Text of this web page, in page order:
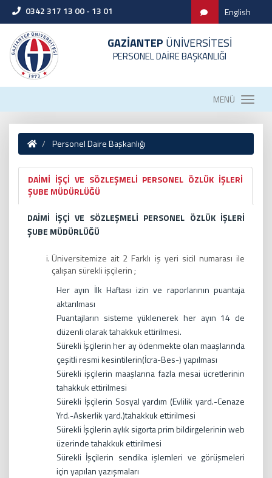
0342 317 13 00 - 13 01 English
GAZİANTEP ÜNİVERSİTESİ
PERSONEL DAİRE BAŞKANLIĞI
MENÜ
Personel Daire Başkanlığı
DAİMİ İŞÇİ VE SÖZLEŞMELİ PERSONEL ÖZLÜK İŞLERİ
ŞUBE MÜDÜRLÜĞÜ
DAİMİ İŞÇİ VE SÖZLEŞMELİ PERSONEL ÖZLÜK İŞLERİ
ŞUBE MÜDÜRLÜĞÜ
Üniversitemize ait 2 Farklı iş yeri sicil numarası ile
çalışan sürekli işçilerin ;
Her ayın İlk Haftası izin ve raporlarının puantaja
aktarılması
Puantajların sisteme yüklenerek her ayın 14 de
düzenli olarak tahakkuk ettirilmesi.
Sürekli İşçilerin her ay ödenmekte olan maaşlarında
çeşitli resmi kesintilerin(İcra-Bes-) yapılması
Sürekli işçilerin maaşlarına fazla mesai ücretlerinin
tahakkuk ettirilmesi
Sürekli İşçilerin Sosyal yardım (Evlilik yard.-Cenaze
Yrd.-Askerlik yard.)tahakkuk ettirilmesi
Sürekli İşçilerin aylık sigorta prim bildirgelerinin web
üzerinde tahakkuk ettirilmesi
Sürekli İşçilerin sendika işlemleri ve görüşmeleri
için yapılan yazışmaları